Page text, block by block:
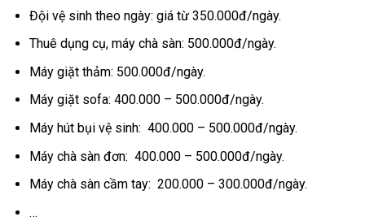
Đội vệ sinh theo ngày: giá từ 350.000đ/ngày.
Thuê dụng cụ, máy chà sàn: 500.000đ/ngày.
Máy giặt thảm: 500.000đ/ngày.
Máy giặt sofa: 400.000 – 500.000đ/ngày.
Máy hút bụi vệ sinh: 400.000 – 500.000đ/ngày.
Máy chà sàn đơn: 400.000 – 500.000đ/ngày.
Máy chà sàn cầm tay: 200.000 – 300.000đ/ngày.
…